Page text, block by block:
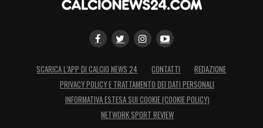
SCARICA L’APP DI CALCIO NEWS 24 CONTATTI
REDAZIONE
PRIVACY POLICY E TRATTAMENTO DEI DATI PERSONALI
INFORMATIVA ESTESA SUI COOKIE (COOKIE POLICY)
NETWORK SPORT REVIEW